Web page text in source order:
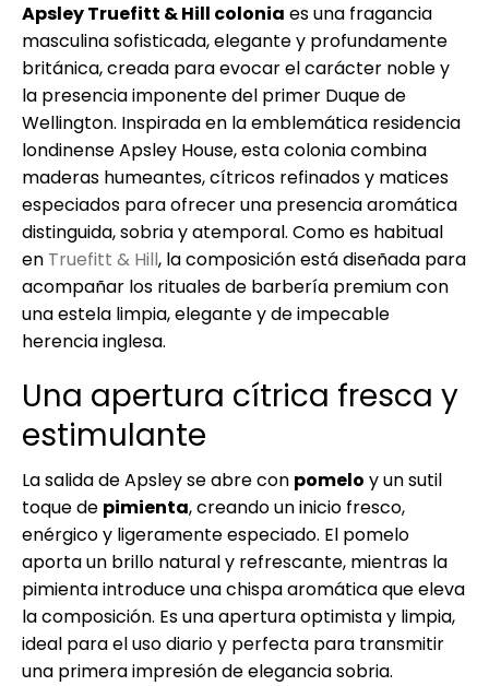
Apsley Truefitt & Hill colonia es una fragancia
masculina sofisticada, elegante y profundamente
británica, creada para evocar el carácter noble y
la presencia imponente del primer Duque de
Wellington. Inspirada en la emblemática residencia
londinense Apsley House, esta colonia combina
maderas humeantes, cítricos refinados y matices
especiados para ofrecer una presencia aromática
distinguida, sobria y atemporal. Como es habitual
en Truefitt & Hill, la composición está diseñada para
acompañar los rituales de barbería premium con
una estela limpia, elegante y de impecable
herencia inglesa.
Una apertura cítrica fresca y
estimulante
La salida de Apsley se abre con pomelo y un sutil
toque de pimienta, creando un inicio fresco,
enérgico y ligeramente especiado. El pomelo
aporta un brillo natural y refrescante, mientras la
pimienta introduce una chispa aromática que eleva
la composición. Es una apertura optimista y limpia,
ideal para el uso diario y perfecta para transmitir
una primera impresión de elegancia sobria.